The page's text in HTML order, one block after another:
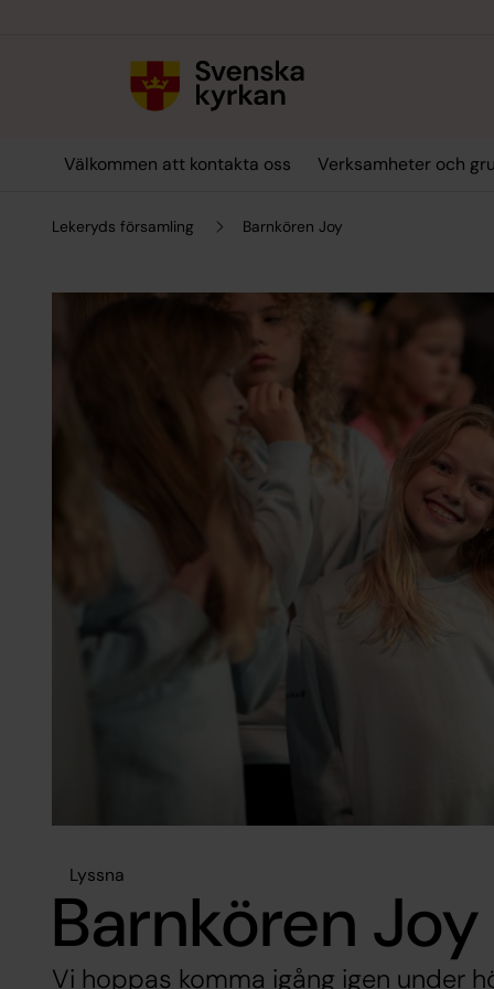
Välkommen att kontakta oss Verksamheter och
Lekeryds församling Barnkören Joy
Lyssna
Barnkören Joy
Vi hoppas komma igång igen under